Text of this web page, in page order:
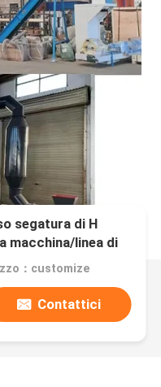
segatura di H
macchina/linea di
：customize
Contattici